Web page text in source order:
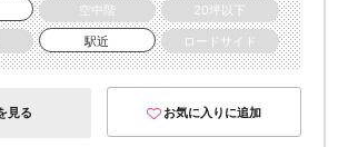
空中階
20坪以下
駅近 ロードサイド
見る お気に入りに追加